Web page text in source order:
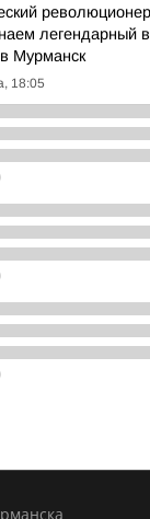
легендарный
Мурманск
18:05